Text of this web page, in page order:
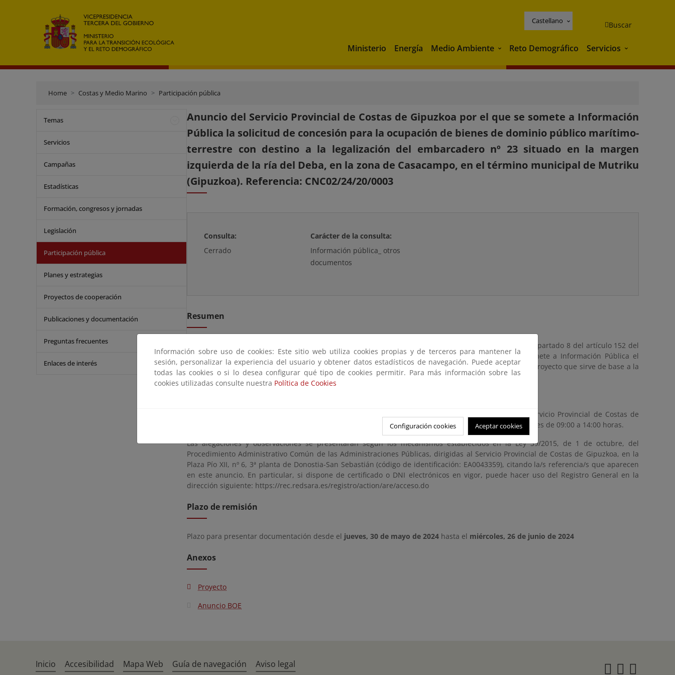
Castellano Buscar
Ministerio Energía Medio Ambiente Medio Ambiente
Reto Demográfico Servicios Servicios
Home Costas y Medio Marino Participación pública
Temas
Servicios
Campañas
Estadísticas
Formación, congresos y jornadas
Legislación
Participación pública
Planes y estrategias
Proyectos de cooperación
Publicaciones y documentación
Preguntas frecuentes
Enlaces de interés
Anuncio del Servicio Provincial de Costas de Gipuzkoa por el que se somete a Información
Pública la solicitud de concesión para la ocupación de bienes de dominio público marítimo-
terrestre con destino a la legalización del embarcadero nº 23 situado en la margen
izquierda de la ría del Deba, en la zona de Casacampo, en el término municipal de Mutriku
(Gipuzkoa). Referencia: CNC02/24/20/0003
Consulta:
Cerrado
Carácter de la consulta:
Información pública_ otros
documentos
Resumen
De conformidad con lo dispuesto en el artículo 74 de la Ley 22/1988, de 28 de julio de Costas y en el apartado 8 del artículo 152 del
Real Decreto 876/2014, de 10 de octubre, por el que se aprueba el Reglamento de Costas, se somete a Información Pública el
proyecto de referencia por un plazo de veinte (20) días hábiles, dentro del cual se puede consultar el proyecto que sirve de base a la
solicitud y, en su caso, presentar las alegaciones y observaciones que se estimen.
En el mismo plazo puede ser examinado el expediente, mediante cita previa, en las oficinas del Servicio Provincial de Costas de
Gipuzkoa, en la Plaza Pío XII, nº 6, 3ª planta de Donostia-San Sebastián en horario hábil de lunes a viernes de 09:00 a 14:00 horas.
Las alegaciones y observaciones se presentarán según los mecanismos establecidos en la Ley 39/2015, de 1 de octubre, del
Procedimiento Administrativo Común de las Administraciones Públicas, dirigidas al Servicio Provincial de Costas de Gipuzkoa, en la
Plaza Pío XII, nº 6, 3ª planta de Donostia-San Sebastián (código de identificación: EA0043359), citando la/s referencia/s que aparecen
en este anuncio. En particular, si dispone de certificado o DNI electrónicos en vigor, puede hacer uso del Registro General en la
dirección siguiente: https://rec.redsara.es/registro/action/are/acceso.do
Plazo de remisión
Plazo para presentar documentación desde el jueves, 30 de mayo de 2024 hasta el miércoles, 26 de junio de 2024
Anexos
Proyecto
Anuncio BOE
Información sobre uso de cookies: Este sitio web utiliza cookies propias y de terceros para mantener la
sesión, personalizar la experiencia del usuario y obtener datos estadísticos de navegación. Puede aceptar
todas las cookies o si lo desea configurar qué tipo de cookies permitir. Para más información sobre las
cookies utilizadas consulte nuestra Política de Cookies
Configuración cookies Aceptar cookies
Inicio Accesibilidad Mapa Web Guía de navegación Aviso legal Twitter